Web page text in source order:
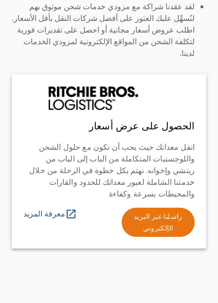
لقد عقدنا شراكة مع مزودي خدمات شحن موثوق بهم
لنُسهِّل عليك العثور على أفضل شركات النقل بأقل الأسعار.
اطلب عروض أسعار مجانية أو احصل على تقديرات فورية
لتكلفة الشحن من المواقع الإلكترونية لمزودي الخدمات
لدينا.
الحصول على عرض أسعار
انقل معداتك حيث يجب أن تكون مع حلول الشحن
واللوجستيات المتكاملة من الباب إلى الباب من
ريتشي وإخوانه. نهتم بكل خطوة في الرحلة من خلال
خدمتنا الشاملة لعبور معداتك للحدود والقارات
والمحيطات بسرعة وكفاءة
راسلنا عبر البريد
الإلكتروني
معرفة المزيد